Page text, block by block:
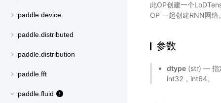
paddle.device
paddle.distributed
paddle.distribution
paddle.fft
paddle.fluid
此OP创建一个
OP 一起创建RNN网络
参数
dtype (str) — 指
int32，int64。